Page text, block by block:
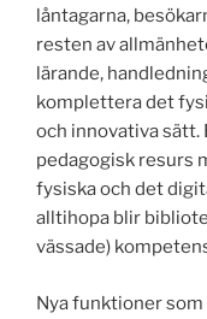
låntagarna,
resten av
lärande,
komplettera det
och innovativa
pedagogisk resurs
fysiska och det
alltihopa blir
vässade)
Nya funktioner